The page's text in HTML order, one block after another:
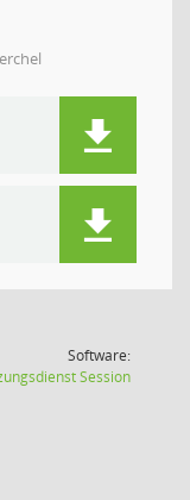
Software:
Session(Wird in